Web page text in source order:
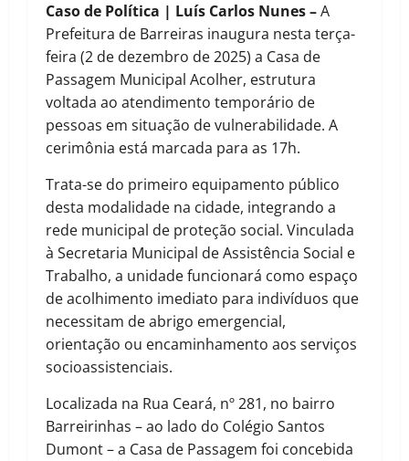
Caso de Política | Luís Carlos Nunes –A
Prefeitura de Barreiras inaugura nesta terça-
feira (2 de dezembro de 2025) a Casa de
Passagem Municipal Acolher, estrutura
voltada ao atendimento temporário de
pessoas em situação de vulnerabilidade. A
cerimônia está marcada para as 17h.
Trata-se do primeiro equipamento público
desta modalidade na cidade, integrando a
rede municipal de proteção social. Vinculada
à Secretaria Municipal de Assistência Social e
Trabalho, a unidade funcionará como espaço
de acolhimento imediato para indivíduos que
necessitam de abrigo emergencial,
orientação ou encaminhamento aos serviços
socioassistenciais.
Localizada na Rua Ceará, nº 281, no bairro
Barreirinhas – ao lado do Colégio Santos
Dumont – a Casa de Passagem foi concebida